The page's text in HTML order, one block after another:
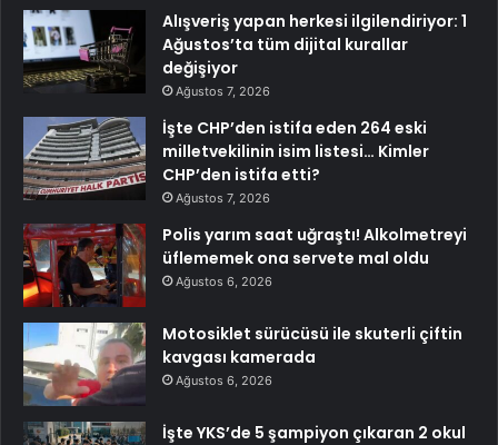
Alışveriş yapan herkesi ilgilendiriyor: 1
Ağustos’ta tüm dijital kurallar
değişiyor
Ağustos 7, 2026
İşte CHP’den istifa eden 264 eski
milletvekilinin isim listesi… Kimler
CHP’den istifa etti?
Ağustos 7, 2026
Polis yarım saat uğraştı! Alkolmetreyi
üflememek ona servete mal oldu
Ağustos 6, 2026
Motosiklet sürücüsü ile skuterli çiftin
kavgası kamerada
Ağustos 6, 2026
İşte YKS’de 5 şampiyon çıkaran 2 okul